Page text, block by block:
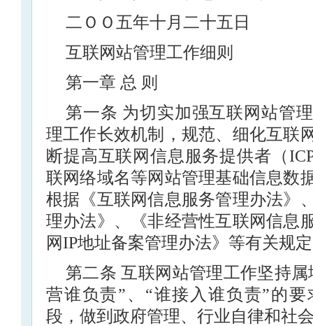
二ＯＯ五年十月二十五日
互联网站管理工作细则
第一章 总 则
第一条 为切实加强互联网站管
理工作长效机制，规范、细化互联
断提高互联网信息服务提供者（
联网络域名等网站管理基础信息数
根据《互联网信息服务管理办法》
理办法》、《非经营性互联网信息
网IP地址备案管理办法》等有关规
第二条 互联网站管理工作坚持
营谁负责”、“谁接入谁负责”的
段，做到政府管理、行业自律和社